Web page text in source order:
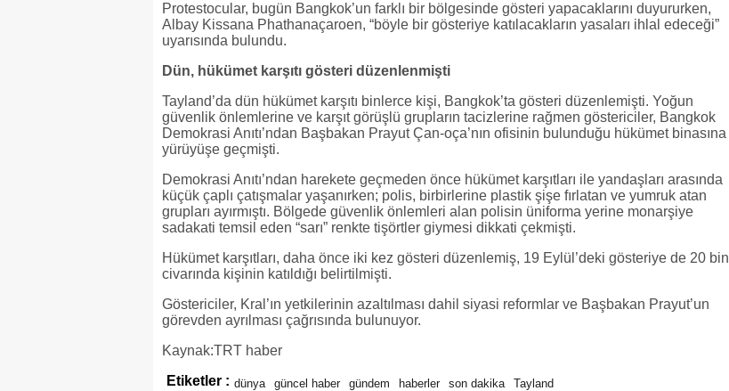
Protestocular, bugün Bangkok’un farklı bir bölgesinde gösteri yapacaklarını duyururken,
Albay Kissana Phathanaçaroen, “böyle bir gösteriye katılacakların yasaları ihlal edeceği”
uyarısında bulundu.
Dün, hükümet karşıtı gösteri düzenlenmişti
Tayland’da dün hükümet karşıtı binlerce kişi, Bangkok’ta gösteri düzenlemişti. Yoğun
güvenlik önlemlerine ve karşıt görüşlü grupların tacizlerine rağmen göstericiler, Bangkok
Demokrasi Anıtı’ndan Başbakan Prayut Çan-oça’nın ofisinin bulunduğu hükümet binasına
yürüyüşe geçmişti.
Demokrasi Anıtı’ndan harekete geçmeden önce hükümet karşıtları ile yandaşları arasında
küçük çaplı çatışmalar yaşanırken; polis, birbirlerine plastik şişe fırlatan ve yumruk atan
grupları ayırmıştı. Bölgede güvenlik önlemleri alan polisin üniforma yerine monarşiye
sadakati temsil eden “sarı” renkte tişörtler giymesi dikkati çekmişti.
Hükümet karşıtları, daha önce iki kez gösteri düzenlemiş, 19 Eylül’deki gösteriye de 20 bin
civarında kişinin katıldığı belirtilmişti.
Göstericiler, Kral’ın yetkilerinin azaltılması dahil siyasi reformlar ve Başbakan Prayut’un
görevden ayrılması çağrısında bulunuyor.
Kaynak:TRT haber
Etiketler : dünya güncel haber gündem haberler son dakika Tayland